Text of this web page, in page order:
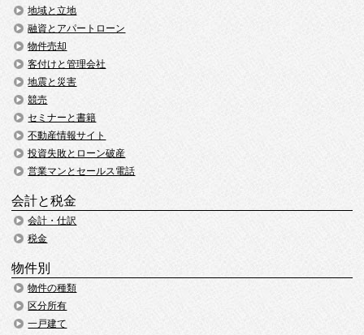
地域と立地
融資とアパートローン
物件売却
客付けと管理会社
地震と災害
競売
セミナーと書籍
不動産情報サイト
投資失敗とローン破産
営業マンとセールス電話
会計と税金
会計・仕訳
税金
物件別
物件の種類
区分所有
一戸建て